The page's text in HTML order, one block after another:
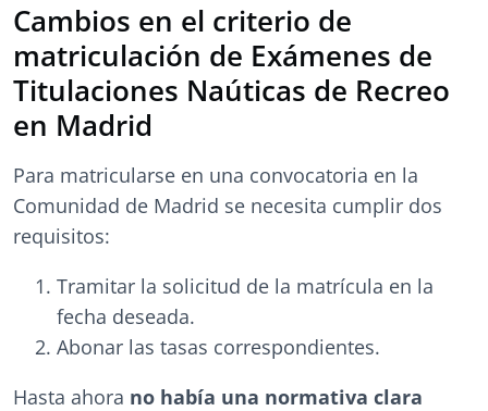
Cambios en el criterio de
matriculación de Exámenes de
Titulaciones Naúticas de Recreo
en Madrid
Para matricularse en una convocatoria en la
Comunidad de Madrid se necesita cumplir dos
requisitos:
Tramitar la solicitud de la matrícula en la
fecha deseada.
Abonar las tasas correspondientes.
Hasta ahora no había una normativa clara